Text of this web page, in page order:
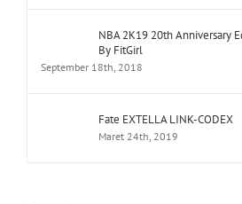
NBA 2K19 20th Anniversary
By FitGirl
September 18th, 2018
Fate EXTELLA LINK-CODEX
Maret 24th, 2019